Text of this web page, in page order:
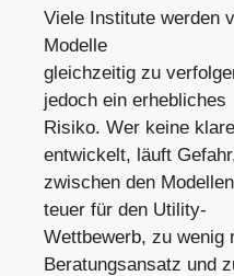
Viele Institute werden
Modelle
gleichzeitig zu
jedoch ein erhebliches
Risiko. Wer keine
entwickelt, läuft
zwischen den
teuer für den Utility-
Wettbewerb, zu wenig
Beratungsansatz und